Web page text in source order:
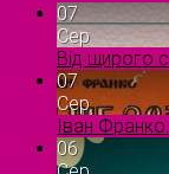
07
Сер
Від щирого
07
Сер
Іван
06